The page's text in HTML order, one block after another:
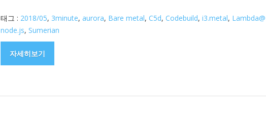
태그 : 2018/05, 3minute, aurora, Bare metal, C5d, Codebuild, i3.metal,
node.js, Sumerian
자세히보기